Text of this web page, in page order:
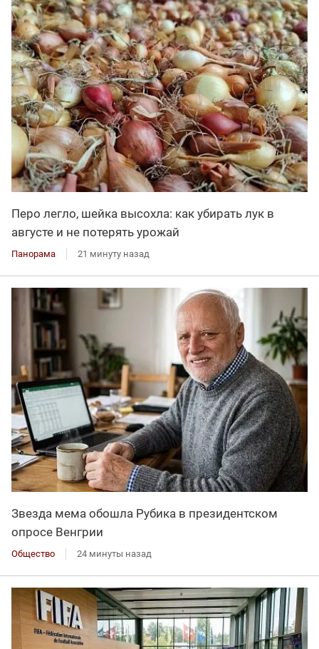
Перо легло, шейка высохла: как убирать лук в
августе и не потерять урожай
Панорама 21 минуту назад
Звезда мема обошла Рубика в президентском
опросе Венгрии
Общество 24 минуты назад